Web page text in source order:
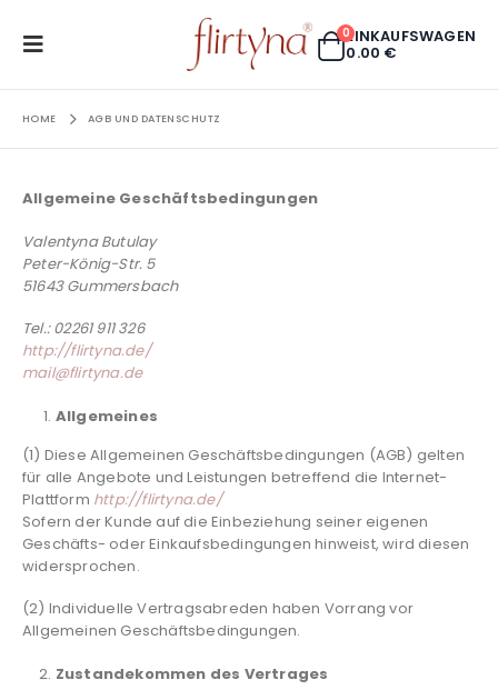
0EINKAUFSWAGEN
0.00 €
HOME AGB UND DATENSCHUTZ
Allgemeine Geschäftsbedingungen
Valentyna Butulay
Peter-König-Str. 5
51643 Gummersbach
Tel.: 02261 911 326
http://flirtyna.de/
mail@flirtyna.de
Allgemeines
(1) Diese Allgemeinen Geschäftsbedingungen (AGB) gelten
für alle Angebote und Leistungen betreffend die Internet-
Plattform http://flirtyna.de/
Sofern der Kunde auf die Einbeziehung seiner eigenen
Geschäfts- oder Einkaufsbedingungen hinweist, wird diesen
widersprochen.
(2) Individuelle Vertragsabreden haben Vorrang vor
Allgemeinen Geschäftsbedingungen.
Zustandekommen des Vertrages